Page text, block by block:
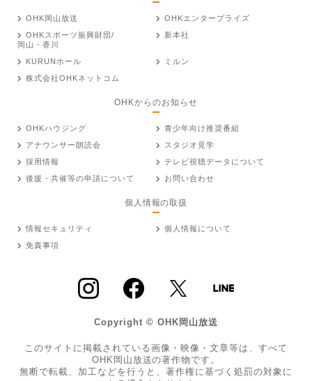
OHK岡山放送
OHKエンタープライズ
OHKスポーツ振興財団/
岡山・香川
新本社
KURUNホール
ミルン
株式会社OHKネットコム
OHKからのお知らせ
OHKハウジング
青少年向け推奨番組
アナウンサー朗読会
スタジオ見学
採用情報
テレビ視聴データについて
後援・共催等の申請について
お問い合わせ
個人情報の取扱
情報セキュリティ
個人情報について
免責事項
Copyright © OHK岡山放送
このサイトに掲載されている画像・映像・文章等は、すべて
OHK岡山放送の著作物です。
無断で転載、加工などを行うと、著作権に基づく処罰の対象に